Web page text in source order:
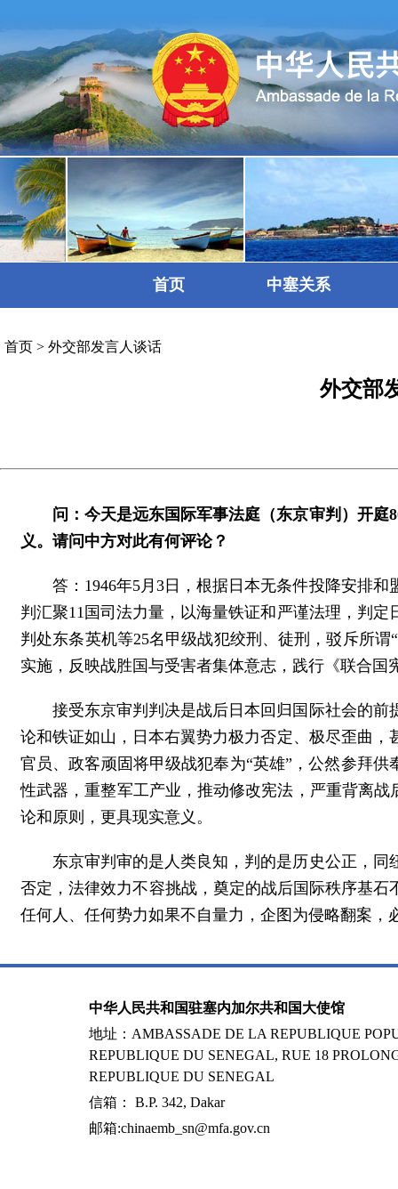
首页 中塞关系
首页 > 外交部发言人谈话
外交部
问：今天是远东国际军事法庭（东京审判）开
义。请问中方对此有何评论？
答：1946年5月3日，根据日本无条件投降安排
判汇聚11国司法力量，以海量铁证和严谨法理，判
判处东条英机等25名甲级战犯绞刑、徒刑，驳斥所
实施，反映战胜国与受害者集体意志，践行《联合
接受东京审判判决是战后日本回归国际社会的
论和铁证如山，日本右翼势力极力否定、极尽歪曲
官员、政客顽固将甲级战犯奉为“英雄”，公然参拜
性武器，重整军工产业，推动修改宪法，严重背离
论和原则，更具现实意义。
东京审判审的是人类良知，判的是历史公正，
否定，法律效力不容挑战，奠定的战后国际秩序基
任何人、任何势力如果不自量力，企图为侵略翻案
中华人民共和国驻塞内加尔共和国大使馆
地址：AMBASSADE DE LA REPUBLIQUE
REPUBLIQUE DU SENEGAL, RUE 18
REPUBLIQUE DU SENEGAL
信箱： B.P. 342, Dakar
邮箱:chinaemb_sn@mfa.gov.cn